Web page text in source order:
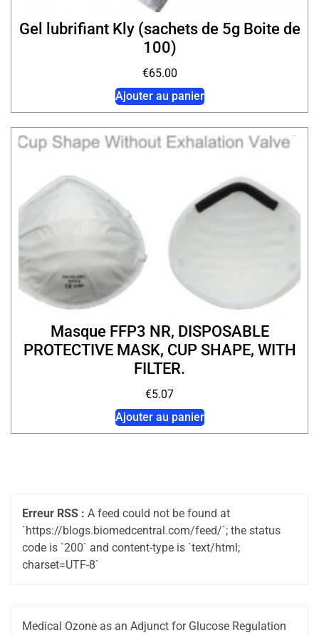
Gel lubrifiant Kly (sachets de 5g Boite de
100)
€65.00
Ajouter au panier
Masque FFP3 NR, DISPOSABLE
PROTECTIVE MASK, CUP SHAPE, WITH
FILTER.
€5.07
Ajouter au panier
Erreur RSS : A feed could not be found at
`https://blogs.biomedcentral.com/feed/`; the status
code is `200` and content-type is `text/html;
charset=UTF-8`
Medical Ozone as an Adjunct for Glucose Regulation